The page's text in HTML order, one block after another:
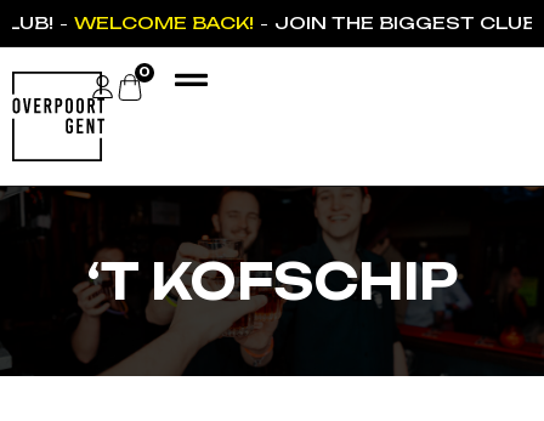
- WELCOME BACK!- JOIN THE BIGGEST CLUB
0
‘T KOFSCHIP